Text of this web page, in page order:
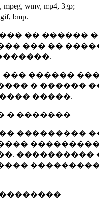
mpeg, wmv, mp4, 3gp;
bmp.
�� ������
��� ��
��� ������
� ������
�����.
� �������
���������
����������